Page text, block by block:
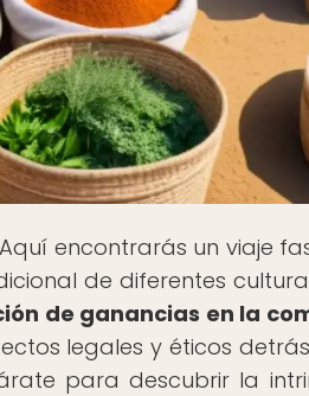
Aquí encontrarás un viaje
de diferentes
de ganancias en la
legales y éticos
para descubrir la